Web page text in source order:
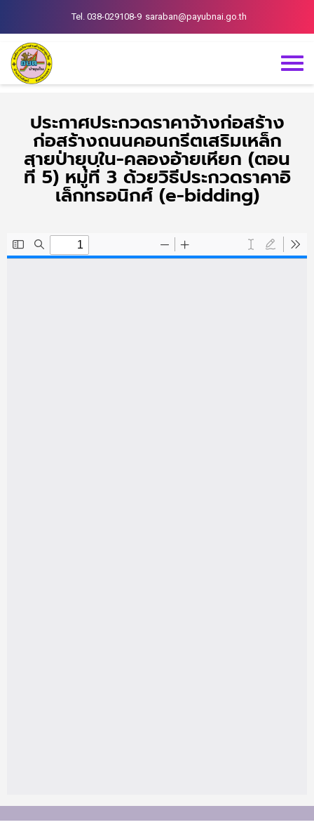
Tel. 038-029108-9 saraban@payubnai.go.th
ประกาศประกวดราคาจ้างก่อสร้าง
ก่อสร้างถนนคอนกรีตเสริมเหล็ก
สายป่ายุบใน-คลองอ้ายเหียก (ตอน
ที่ 5) หมู่ที่ 3 ด้วยวิธีประกวดราคาอิ
เล็กทรอนิกศ์ (e-bidding)